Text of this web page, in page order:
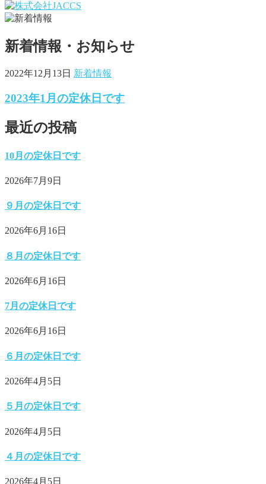
新着情報・お知らせ
2022年12月13日 新着情報
2023年1月の定休日です
最近の投稿
10月の定休日です
2026年7月9日
９月の定休日です
2026年6月16日
８月の定休日です
2026年6月16日
7月の定休日です
2026年6月16日
６月の定休日です
2026年4月5日
５月の定休日です
2026年4月5日
４月の定休日です
2026年4月5日